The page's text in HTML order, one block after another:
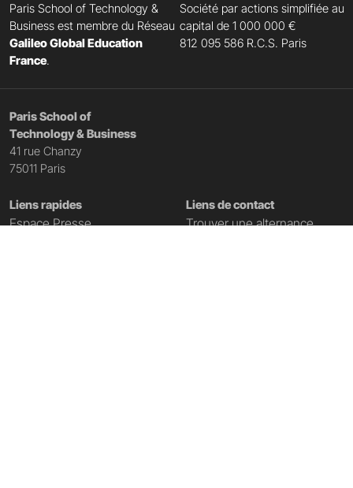
Paris School of Technology &
Business est membre du Réseau
Galileo Global Education
France.
Société par actions simplifiée au
capital de 1 000 000 €
812 095 586 R.C.S. Paris
Paris School of
Technology & Business
41 rue Chanzy
75011 Paris
Liens rapides
Espace Presse
Liens de contact
Trouver une alternance